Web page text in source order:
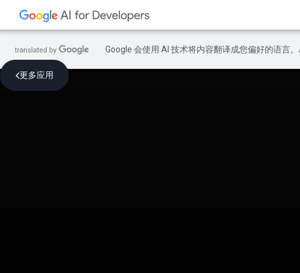
Google 会使用 AI 技术将内容翻译成您偏好的语言。
更多应用